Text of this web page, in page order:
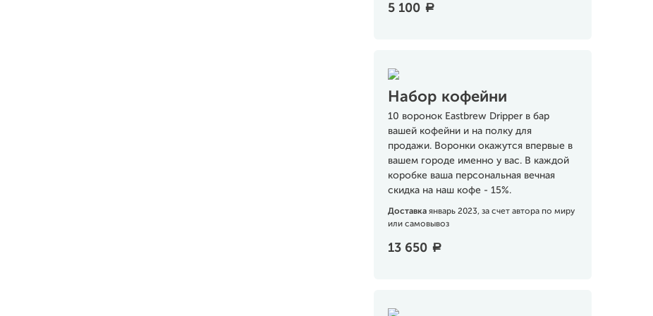
5 100 a
Набор кофейни
10 воронок Eastbrew Dripper в бар
вашей кофейни и на полку для
продажи. Воронки окажутся впервые в
вашем городе именно у вас. В каждой
коробке ваша персональная вечная
скидка на наш кофе - 15%.
Доставка январь 2023, за счет автора по миру
или самовывоз
13 650 a